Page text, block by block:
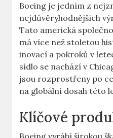
Boeing je jedním z
⁣nejdůvěryhodnějších
Tato americká
má více než stoletou⁤
inovací a pokroků v
sídlo ‍se nachází ⁤v
jsou ⁢rozprostřeny⁢ po
na⁢ globální‍ dosah‍ této⁣
Klíčové
Boeing vyrábí ⁣širokou